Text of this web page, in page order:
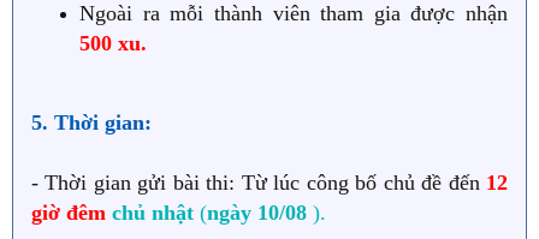
Ngoài ra mỗi thành viên tham gia được nhận
500 xu.
5. Thời gian:
- Thời gian gửi bài thi: Từ lúc công bố chủ đề đến 12
giờ đêm chủ nhật (ngày 10/08 ).